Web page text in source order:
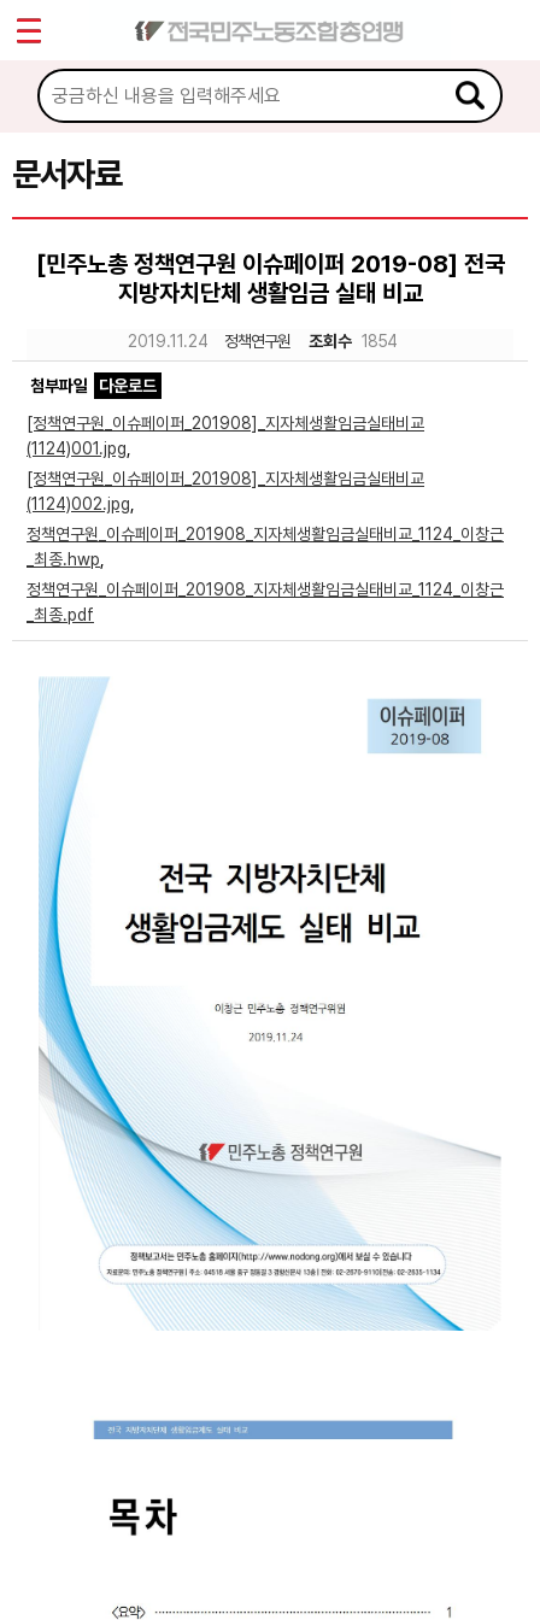
문서자료
[민주노총 정책연구원 이슈페이퍼 2019-08] 전국
지방자치단체 생활임금 실태 비교
2019.11.24 정책연구원 조회수 1854
첨부파일
다운로드
[정책연구원_이슈페이퍼_201908]_지자체생활임금실태비교
(1124)001.jpg
[정책연구원_이슈페이퍼_201908]_지자체생활임금실태비교
(1124)002.jpg
정책연구원_이슈페이퍼_201908_지자체생활임금실태비교_1124_이창근
_최종.hwp
정책연구원_이슈페이퍼_201908_지자체생활임금실태비교_1124_이창근
_최종.pdf
마이페이지
소개
소식
문서자료
이미지자료
미디어자료
카드뉴스
부설기관
업무
Sketchbook5, 스케치북5
Sketchbook5, 스케치북5